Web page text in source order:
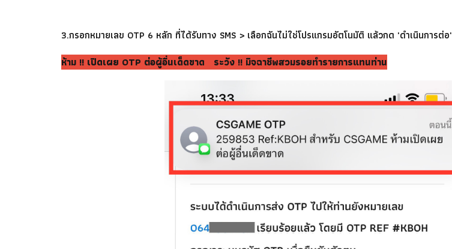
3.กรอกหมายเลข OTP 6 หลัก ที่ได้รับทาง SMS > เลือกฉันไม่ใช่โปรแกรมอัตโนมัติ แล้วกด 'ดำเนินการต่อ'
ห้าม !! เปิดเผย OTP ต่อผู้อื่นเด็ดขาด ระวัง !! มิจฉาชีพสวมรอยทำรายการแทนท่าน